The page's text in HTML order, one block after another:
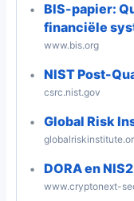
BIS-papier:
financiële
www.bis.org
NIST Post-
csrc.nist.gov
Global Risk
DORA en
www.cryptonext-